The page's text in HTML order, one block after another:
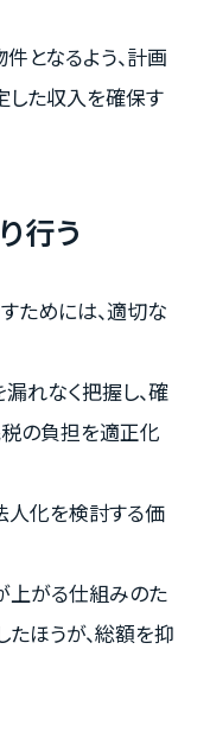
となるよう、計画
した収入を確保す
行う
ためには、適切な
れなく把握し、確
税の負担を適正化
人化を検討する価
上がる仕組みのた
ほうが、総額を抑